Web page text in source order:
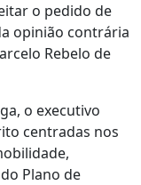
o pedido de
opinião contrária
Rebelo de
o executivo
centradas nos
Plano de